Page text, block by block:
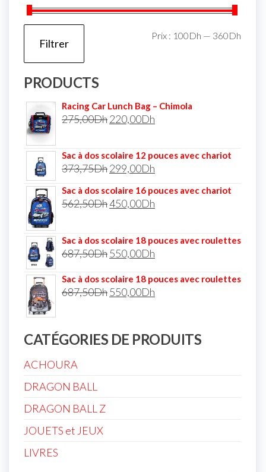
Filtrer
Prix : 100Dh — 360Dh
PRODUCTS
Racing Car Lunch Bag – Chimola
275,00Dh220,00Dh
Sac à dos scolaire 12 pouces avec chariot
373,75Dh299,00Dh
Sac à dos scolaire 16 pouces avec chariot
562,50Dh450,00Dh
Sac à dos scolaire 18 pouces avec roulettes
687,50Dh550,00Dh
Sac à dos scolaire 18 pouces avec roulettes
687,50Dh550,00Dh
CATÉGORIES DE PRODUITS
ACHOURA
DRAGON BALL
DRAGON BALL Z
JOUETS et JEUX
LIVRES